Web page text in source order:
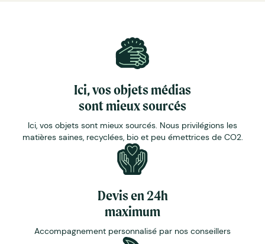
Ici, vos objets médias
sont mieux sourcés
Ici, vos objets sont mieux sourcés. Nous privilégions les
matières saines, recyclées, bio et peu émettrices de CO2.
Devis en 24h
maximum
Accompagnement personnalisé par nos conseillers